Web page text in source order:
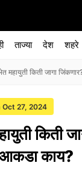
ताज्या देश शहरे
महायुती किती जागा
27, 2024
किती
काय?